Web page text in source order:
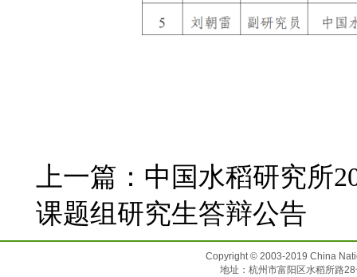
上一篇： 中国水稻研究所
课题组研究生答辩公告
Copyright © 2003-2019 China
地址：杭州市富阳区水稻所路